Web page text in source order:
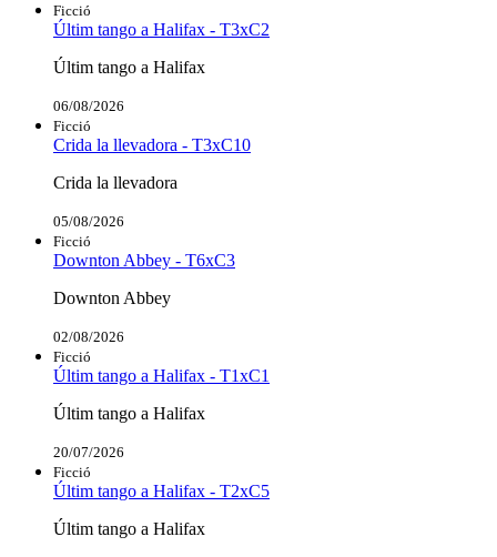
Ficció
Últim tango a Halifax - T3xC2
Últim tango a Halifax
06/08/2026
Ficció
Crida la llevadora - T3xC10
Crida la llevadora
05/08/2026
Ficció
Downton Abbey - T6xC3
Downton Abbey
02/08/2026
Ficció
Últim tango a Halifax - T1xC1
Últim tango a Halifax
20/07/2026
Ficció
Últim tango a Halifax - T2xC5
Últim tango a Halifax